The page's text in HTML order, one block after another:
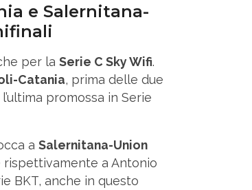
e Salernitana-
per la Serie C Sky Wifi.
Catania, prima delle due
promossa in Serie
a Salernitana-Union
rispettivamente a Antonio
BKT, anche in questo